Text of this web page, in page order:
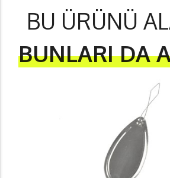
BU ÜRÜNÜ
BUNLARI DA